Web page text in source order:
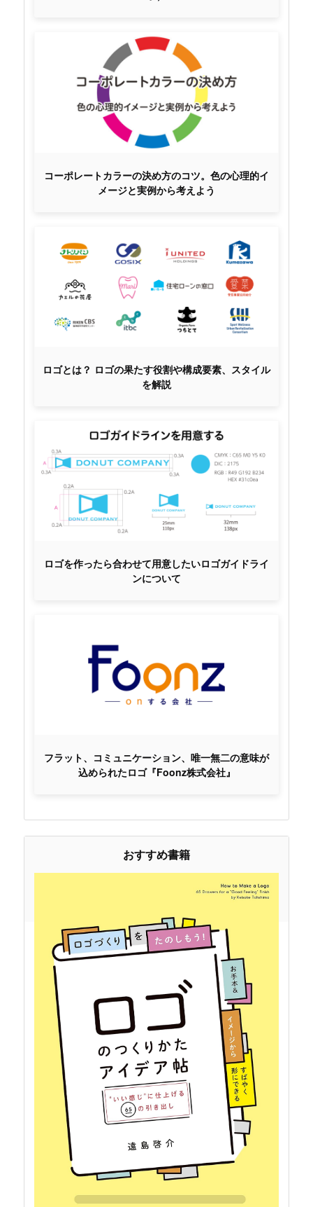
コーポレートカラーの決め方のコツ。色の心理的イ
メージと実例から考えよう
ロゴとは？ ロゴの果たす役割や構成要素、スタイル
を解説
ロゴを作ったら合わせて用意したいロゴガイドライ
ンについて
フラット、コミュニケーション、唯一無二の意味が
込められたロゴ『Foonz株式会社』
おすすめ書籍